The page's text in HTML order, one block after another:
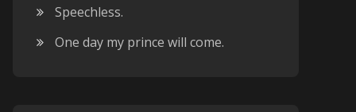
Speechless.
One day my prince will come.